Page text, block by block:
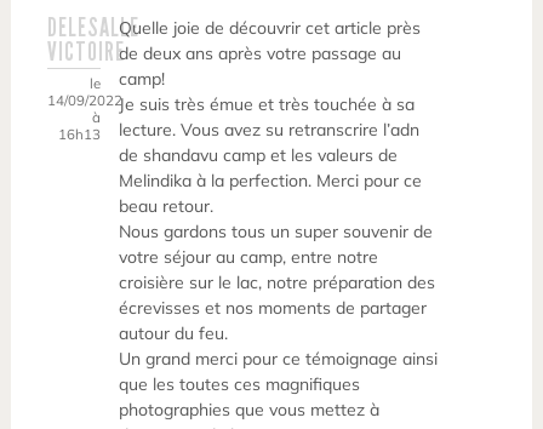
DELESALLE
VICTOIRE
le
14/09/2022
à
16h13
Quelle joie de découvrir cet article près
de deux ans après votre passage au
camp!
Je suis très émue et très touchée à sa
lecture. Vous avez su retranscrire l’adn
de shandavu camp et les valeurs de
Melindika à la perfection. Merci pour ce
beau retour.
Nous gardons tous un super souvenir de
votre séjour au camp, entre notre
croisière sur le lac, notre préparation des
écrevisses et nos moments de partager
autour du feu.
Un grand merci pour ce témoignage ainsi
que les toutes ces magnifiques
photographies que vous mettez à